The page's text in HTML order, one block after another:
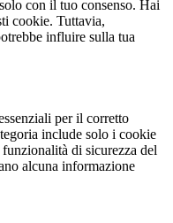
con il tuo consenso. Hai
cookie. Tuttavia,
influire sulla tua
per il corretto
include solo i cookie
di sicurezza del
alcuna informazione